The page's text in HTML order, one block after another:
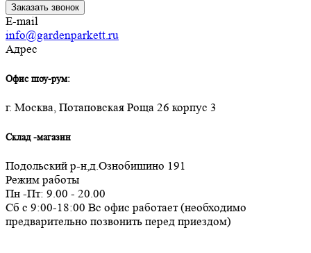
Заказать звонок
E-mail
info@gardenparkett.ru
Адрес
Офис шоу-рум:
г. Москва, Потаповская Роща 26 корпус 3
Склад -магазин
Подольский р-н,д.Ознобишино 191
Режим работы
Пн -Пт: 9.00 - 20.00
Сб с 9:00-18:00 Вс офис работает (необходимо
предварительно позвонить перед приездом)